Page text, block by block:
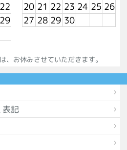
22
29
20 21 22 23 24 25 26
27 28 29 30
お休みさせていただきます。
記